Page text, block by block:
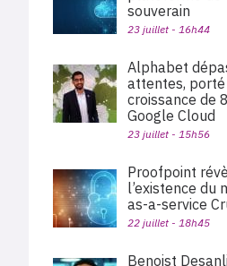
souverain
23 juillet - 16h44
Alphabet
attentes,
croissance de
Google Cloud
23 juillet - 15h56
Proofpoint
l’existence du
as-a-service
22 juillet - 18h45
Benoist